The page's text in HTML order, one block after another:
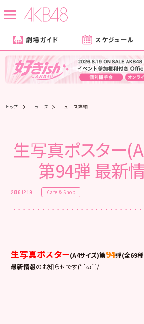
劇場ガイド スケジュール
トップ ニュース ニュース詳細
生写真ポスター
第94弾 最新
2016.12.19 Cafe & Shop
生写真ポスター(A4サイズ)第94弾(全69
最新情報のお知らせです(*´ω`)/